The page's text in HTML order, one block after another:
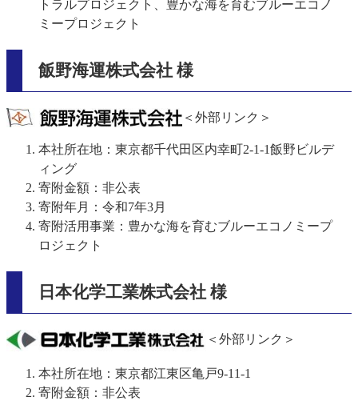
トラルプロジェクト、豊かな海を育むブルーエコノ
ミープロジェクト
飯野海運株式会社 様
＜外部リンク＞
本社所在地：東京都千代田区内幸町2-1-1飯野ビルデ
ィング
寄附金額：非公表
寄附年月：令和7年3月
寄附活用事業：豊かな海を育むブルーエコノミープ
ロジェクト
日本化学工業株式会社 様
＜外部リンク＞
本社所在地：東京都江東区亀戸9-11-1
寄附金額：非公表